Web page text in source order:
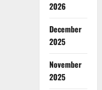
2026
December
2025
November
2025